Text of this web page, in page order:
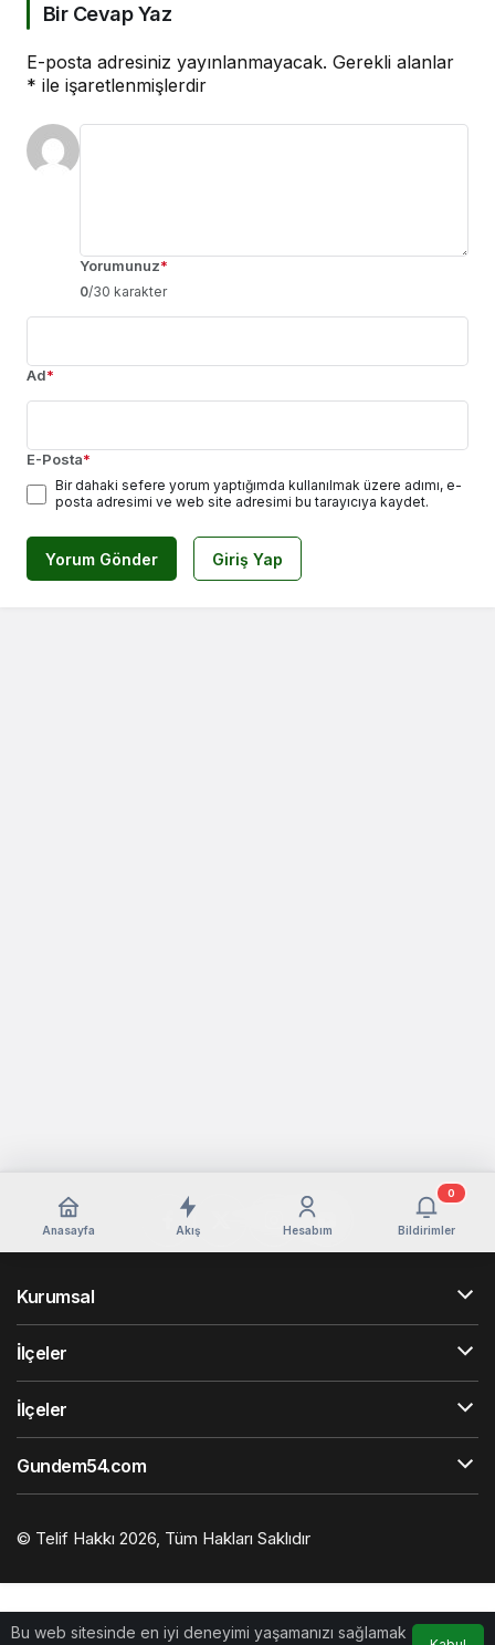
Bir Cevap Yaz
E-posta adresiniz yayınlanmayacak. Gerekli alanlar
* ile işaretlenmişlerdir
Yorumunuz*
0/30 karakter
Ad*
E-Posta*
Bir dahaki sefere yorum yaptığımda kullanılmak üzere adımı, e-
posta adresimi ve web site adresimi bu tarayıcıya kaydet.
Yorum Gönder Giriş Yap
Bu web sitesinde en iyi deneyimi yaşamanızı sağlamak
Anasayfa Akış Hesabım Bildirimler
0
Kurumsal
İlçeler
İlçeler
Gundem54.com
© Telif Hakkı 2026, Tüm Hakları Saklıdır